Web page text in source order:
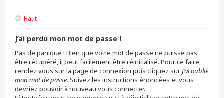
Haut
J’ai perdu mon mot de passe !
Pas de panique ! Bien que votre mot de passe ne puisse pas
être récupéré, il peut facilement être réinitialisé. Pour ce faire,
rendez vous sur la page de connexion puis cliquez surJ’ai oublié
mon mot de passe. Suivez les instructions énoncées et vous
devriez pouvoir à nouveau vous connecter.